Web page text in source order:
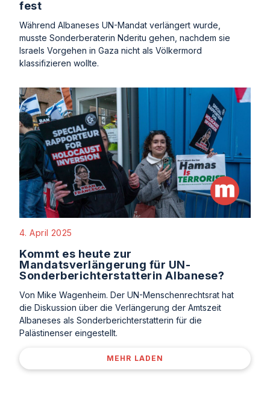
fest
Während Albaneses UN-Mandat verlängert wurde,
musste Sonderberaterin Nderitu gehen, nachdem sie
Israels Vorgehen in Gaza nicht als Völkermord
klassifizieren wollte.
4. April 2025
Kommt es heute zur
Mandatsverlängerung für UN-
Sonderberichterstatterin Albanese?
Von Mike Wagenheim. Der UN-Menschenrechtsrat hat
die Diskussion über die Verlängerung der Amtszeit
Albaneses als Sonderberichterstatterin für die
Palästinenser eingestellt.
MEHR LADEN